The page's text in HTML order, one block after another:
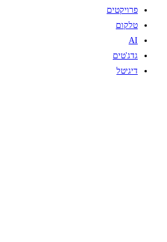
פרויקטים
טלקום
AI
גדג'טים
דיגיטל